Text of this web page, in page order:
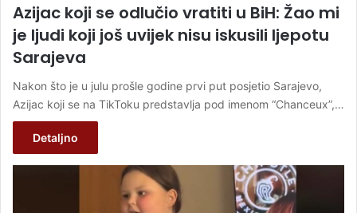
Azijac koji se odlučio vratiti u BiH: Žao mi
je ljudi koji još uvijek nisu iskusili ljepotu
Sarajeva
Nakon što je u julu prošle godine prvi put posjetio Sarajevo,
Azijac koji se na TikToku predstavlja pod imenom “Chanceux”,…
Detaljno